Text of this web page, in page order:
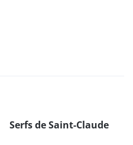
Serfs de Saint-Claude